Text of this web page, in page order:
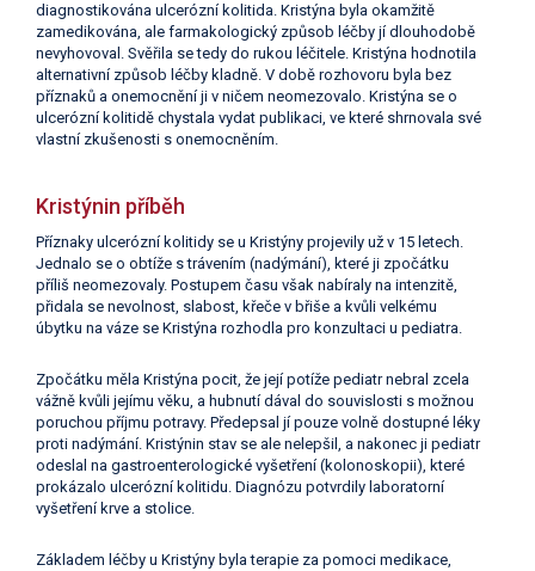
diagnostikována ulcerózní kolitida. Kristýna byla okamžitě
zamedikována, ale farmakologický způsob léčby jí dlouhodobě
nevyhovoval. Svěřila se tedy do rukou léčitele. Kristýna hodnotila
alternativní způsob léčby kladně. V době rozhovoru byla bez
příznaků a onemocnění ji v ničem neomezovalo. Kristýna se o
ulcerózní kolitidě chystala vydat publikaci, ve které shrnovala své
vlastní zkušenosti s onemocněním.
Kristýnin příběh
Příznaky ulcerózní kolitidy se u Kristýny projevily už v 15 letech.
Jednalo se o obtíže s trávením (nadýmání), které ji zpočátku
příliš neomezovaly. Postupem času však nabíraly na intenzitě,
přidala se nevolnost, slabost, křeče v břiše a kvůli velkému
úbytku na váze se Kristýna rozhodla pro konzultaci u pediatra.
Zpočátku měla Kristýna pocit, že její potíže pediatr nebral zcela
vážně kvůli jejímu věku, a hubnutí dával do souvislosti s možnou
poruchou příjmu potravy. Předepsal jí pouze volně dostupné léky
proti nadýmání. Kristýnin stav se ale nelepšil, a nakonec ji pediatr
odeslal na gastroenterologické vyšetření (kolonoskopii), které
prokázalo ulcerózní kolitidu. Diagnózu potvrdily laboratorní
vyšetření krve a stolice.
Základem léčby u Kristýny byla terapie za pomoci medikace,